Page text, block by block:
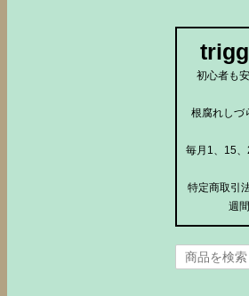
初心者も
根腐れしづ
毎月1、15、
特定商取引
週